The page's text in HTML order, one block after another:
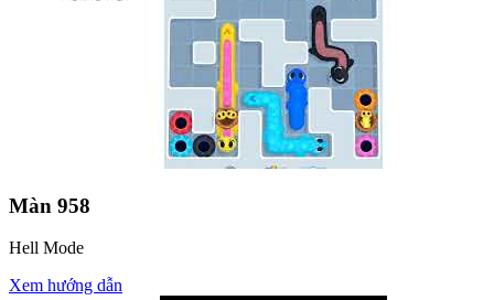
Màn 958
Hell Mode
Xem hướng dẫn